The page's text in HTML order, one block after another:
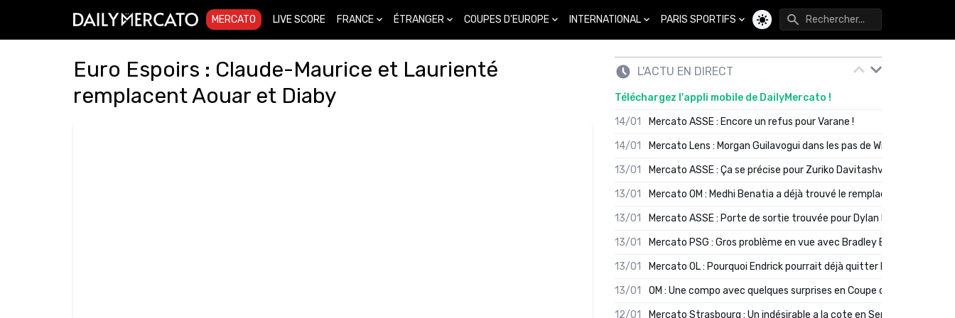
MERCATO LIVE SCORE FRANCE ÉTRANGER COUPES D'EUROPE INTERNATIONAL PARIS SPORTIFS
Changer de thème
Euro Espoirs : Claude-Maurice et Laurienté
remplacent Aouar et Diaby
L'ACTU EN DIRECT
Téléchargez l'appli mobile de DailyMercato !
14/01
Mercato ASSE : Encore un refus pour Varane !
14/01
Mercato Lens : Morgan Guilavogui dans les pas de Will Still ?
13/01
Mercato ASSE : Ça se précise pour Zuriko Davitashvili
13/01
Mercato OM : Medhi Benatia a déjà trouvé le remplaçant de Robinio
13/01
Mercato ASSE : Porte de sortie trouvée pour Dylan Batubinsika
13/01
Mercato PSG : Gros problème en vue avec Bradley Barcola ?
13/01
Mercato OL : Pourquoi Endrick pourrait déjà quitter Lyon en janvier
13/01
OM : Une compo avec quelques surprises en Coupe de France
12/01
Mercato Strasbourg : Un indésirable a la cote en Serie A